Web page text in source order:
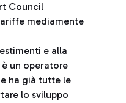
Council
mediamente
e alla
un operatore
ha già tutte le
lo sviluppo